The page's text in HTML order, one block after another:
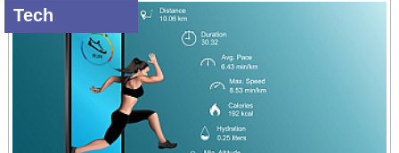
Tech